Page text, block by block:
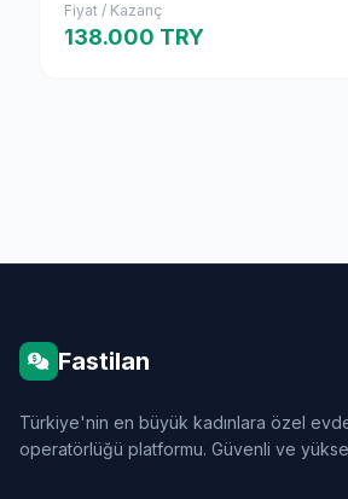
Fiyat / Kazanç
138.000 TRY
Fastilan
Türkiye'nin en büyük kadınlara özel
operatörlüğü platformu. Güvenli ve